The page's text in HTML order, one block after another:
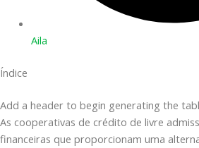
Aila
Índice
Add a header to begin generating the
As cooperativas de crédito de livre
financeiras que proporcionam uma